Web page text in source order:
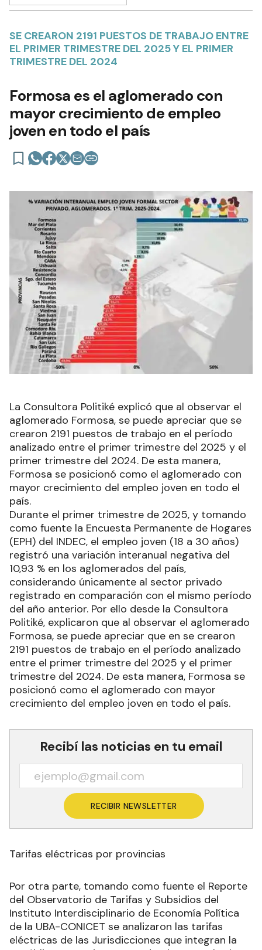
SE CREARON 2191 PUESTOS DE TRABAJO ENTRE
EL PRIMER TRIMESTRE DEL 2025 Y EL PRIMER
TRIMESTRE DEL 2024
Formosa es el aglomerado con
mayor crecimiento de empleo
joven en todo el país
La Consultora Politiké explicó que al observar el
aglomerado Formosa, se puede apreciar que se
crearon 2191 puestos de trabajo en el período
analizado entre el primer trimestre del 2025 y el
primer trimestre del 2024. De esta manera,
Formosa se posicionó como el aglomerado con
mayor crecimiento del empleo joven en todo el
país.
Durante el primer trimestre de 2025, y tomando
como fuente la Encuesta Permanente de Hogares
(EPH) del INDEC, el empleo joven (18 a 30 años)
registró una variación interanual negativa del
10,93 % en los aglomerados del país,
considerando únicamente al sector privado
registrado en comparación con el mismo período
del año anterior. Por ello desde la Consultora
Politiké, explicaron que al observar el aglomerado
Formosa, se puede apreciar que en se crearon
2191 puestos de trabajo en el período analizado
entre el primer trimestre del 2025 y el primer
trimestre del 2024. De esta manera, Formosa se
posicionó como el aglomerado con mayor
crecimiento del empleo joven en todo el país.
Recibí las noticias en tu email
RECIBIR NEWSLETTER
Tarifas eléctricas por provincias
Por otra parte, tomando como fuente el Reporte
del Observatorio de Tarifas y Subsidios del
Instituto Interdisciplinario de Economía Política
de la UBA-CONICET se analizaron las tarifas
eléctricas de las Jurisdicciones que integran la